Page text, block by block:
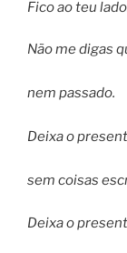
Fico ao teu
Não me digas
nem passado.
Deixa o
sem coisas
Deixa o